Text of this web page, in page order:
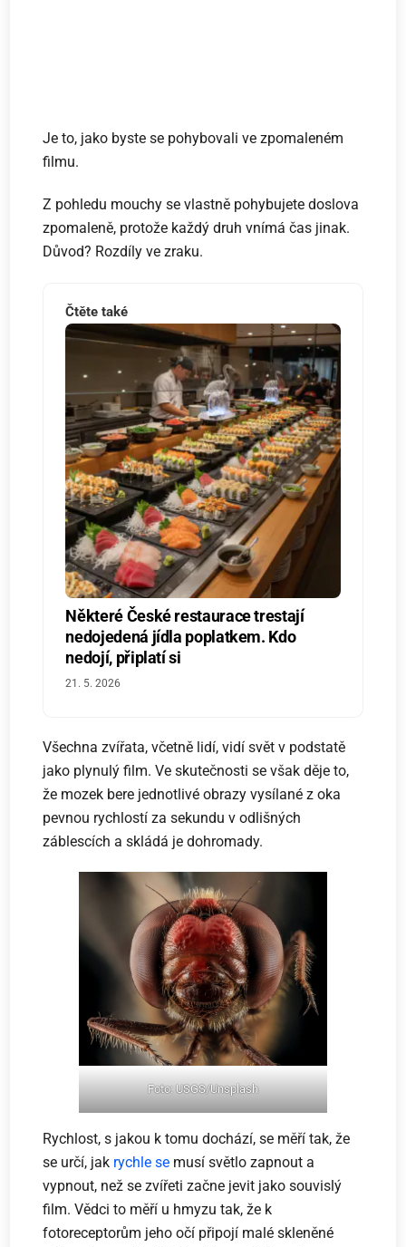
Je to, jako byste se pohybovali ve zpomaleném
filmu.
Z pohledu mouchy se vlastně pohybujete doslova
zpomaleně, protože každý druh vnímá čas jinak.
Důvod? Rozdíly ve zraku.
Čtěte také
Některé České restaurace trestají
nedojedená jídla poplatkem. Kdo
nedojí, připlatí si
21. 5. 2026
Všechna zvířata, včetně lidí, vidí svět v podstatě
jako plynulý film. Ve skutečnosti se však děje to,
že mozek bere jednotlivé obrazy vysílané z oka
pevnou rychlostí za sekundu v odlišných
záblescích a skládá je dohromady.
Foto: USGS/Unsplash
Rychlost, s jakou k tomu dochází, se měří tak, že
se určí, jak rychle se musí světlo zapnout a
vypnout, než se zvířeti začne jevit jako souvislý
film. Vědci to měří u hmyzu tak, že k
fotoreceptorům jeho očí připojí malé skleněné